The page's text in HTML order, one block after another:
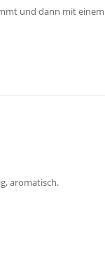
und dann mit
aromatisch.